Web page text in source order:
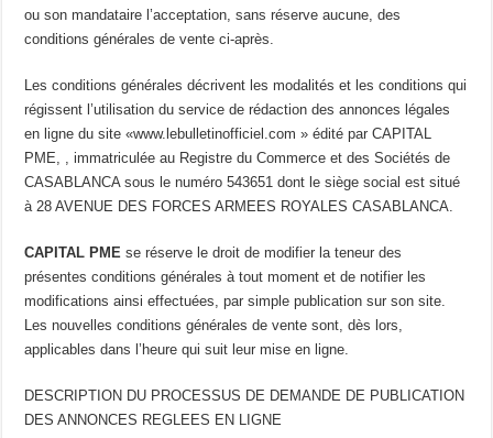
ou son mandataire l’acceptation, sans réserve aucune, des
conditions générales de vente ci-après.
Les conditions générales décrivent les modalités et les conditions qui
régissent l’utilisation du service de rédaction des annonces légales
en ligne du site «www.lebulletinofficiel.com » édité par CAPITAL
PME, , immatriculée au Registre du Commerce et des Sociétés de
CASABLANCA sous le numéro 543651 dont le siège social est situé
à 28 AVENUE DES FORCES ARMEES ROYALES CASABLANCA.
CAPITAL PME se réserve le droit de modifier la teneur des
présentes conditions générales à tout moment et de notifier les
modifications ainsi effectuées, par simple publication sur son site.
Les nouvelles conditions générales de vente sont, dès lors,
applicables dans l’heure qui suit leur mise en ligne.
DESCRIPTION DU PROCESSUS DE DEMANDE DE PUBLICATION
DES ANNONCES REGLEES EN LIGNE